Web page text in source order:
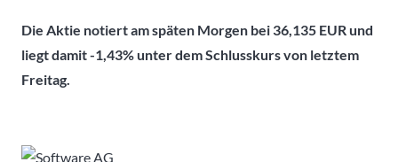
Die Aktie notiert am späten Morgen bei 36,135 EUR und
liegt damit -1,43% unter dem Schlusskurs von letztem
Freitag.